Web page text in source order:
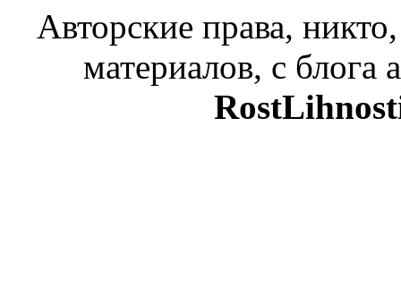
Авторские права,
материалов, с блога